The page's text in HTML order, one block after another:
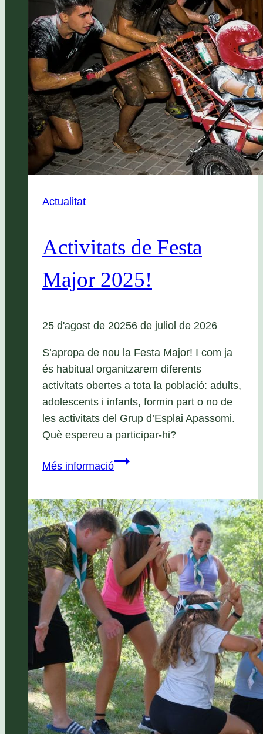
Actualitat
Activitats de Festa
Major 2025!
25 d'agost de 20256 de juliol de 2026
S’apropa de nou la Festa Major! I com ja
és habitual organitzarem diferents
activitats obertes a tota la població: adults,
adolescents i infants, formin part o no de
les activitats del Grup d’Esplai Apassomi.
Què espereu a participar-hi?
Més informacióActivitats
Major
2025!